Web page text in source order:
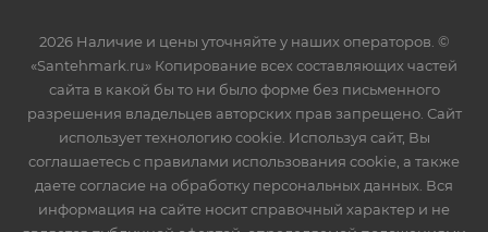
2026 Наличие и цены уточняйте у наших операторов. ©
«Santehmark.ru» Копирование всех составляющих частей
сайта в какой бы то ни было форме без письменного
разрешения владельцев авторских прав запрещено. Сайт
использует технологию cookie. Используя сайт, Вы
соглашаетесь с правилами использования cookie, а также
даете согласие на обработку персональных данных. Вся
информация на сайте носит справочный характер и не